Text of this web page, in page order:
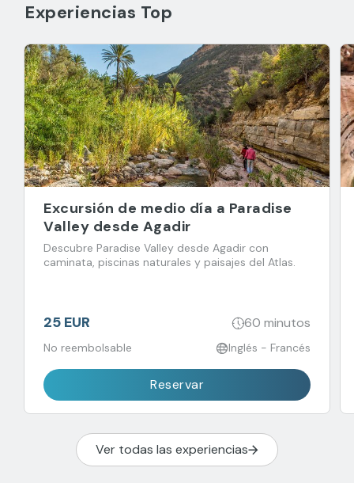
Experiencias Top
Excursión de medio día a Paradise
Valley desde Agadir
Descubre Paradise Valley desde Agadir con
caminata, piscinas naturales y paisajes del Atlas.
25 EUR 60 minutos
No reembolsable Inglés - Francés
Reservar
Ver todas las experiencias